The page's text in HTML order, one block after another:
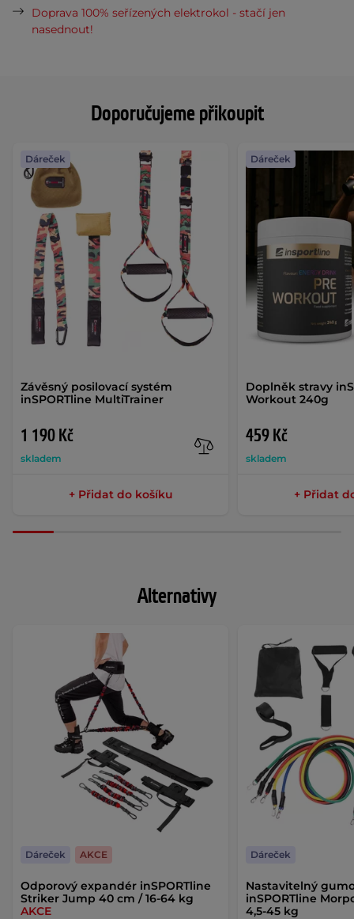
Doporučujeme přikoupit
Závěsný posilovací systém
inSPORTline MultiTrainer
1 190 Kč
skladem
Dáreček
+ Přidat do košíku
Doplněk stravy
Workout 240g
459 Kč
skladem
Dáreček
+ Přidat
Doprava 100% seřízených elektrokol - stačí jen
nasednout!
Alternativy
Odporový expandér inSPORTline
Striker Jump 40 cm / 16-64 kg
AKCE
Dáreček AKCE
Nastavitelný
inSPORTline
4,5-45 kg
Dáreček